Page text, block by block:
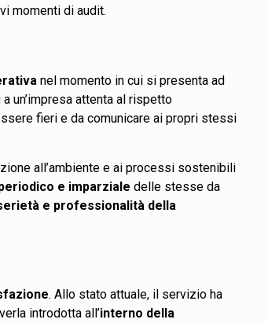
momenti di audit.
nel momento in cui si presenta ad
un’impresa attenta al rispetto
fieri e da comunicare ai propri stessi
all’ambiente e ai processi sostenibili
e imparziale delle stesse da
e professionalità della
. Allo stato attuale, il servizio ha
introdotta all’interno della